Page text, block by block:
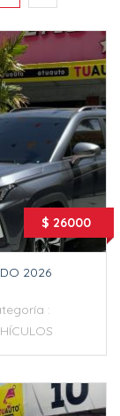
$ 26000
2026
: